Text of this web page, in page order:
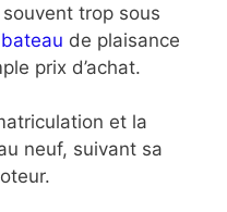
trop sous
de plaisance
prix d’achat.
et la
neuf, suivant sa